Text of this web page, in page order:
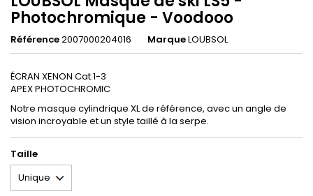
Photochromique - Voodooo
Référence2007000204016 MarqueLOUBSOL
ÉCRAN XENON Cat.1-3
APEX PHOTOCHROMIC
Notre masque cylindrique XL de référence, avec un angle de
vision incroyable et un style taillé à la serpe.
Taille